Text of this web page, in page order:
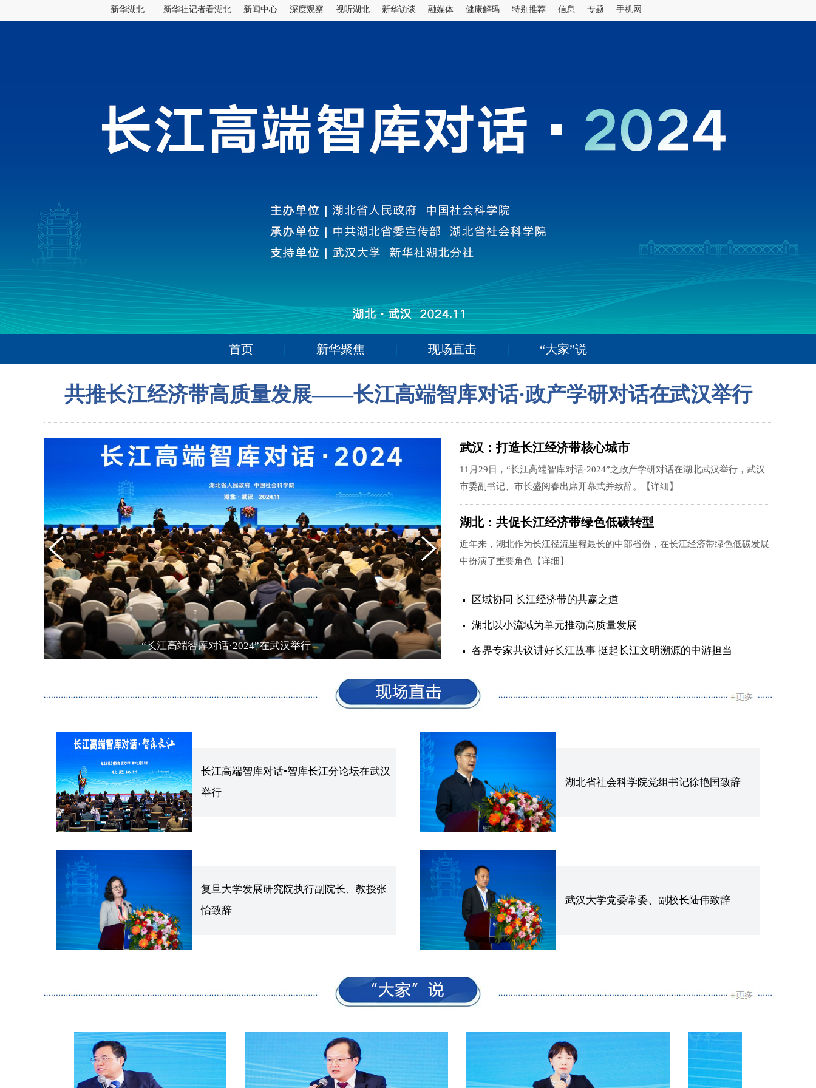
首页 新华聚焦 现场直击 “大家”说
共推长江经济带高质量发展——长江高端智库对话·政产学研对话在武汉举行
“长江高端智库对话·2024”在武汉举行 视频丨智库学者记者献计长江经济带高质量发展
武汉：打造长江经济带核心城市
11月29日，“长江高端智库对话·2024”之政产学研对话在湖北武汉举行，武汉
市委副书记、市长盛阅春出席开幕式并致辞。
【详细】
湖北：共促长江经济带绿色低碳转型
近年来，湖北作为长江径流里程最长的中部省份，在长江经济带绿色低碳发展
中扮演了重要角色 【详细】
区域协同 长江经济带的共赢之道
湖北以小流域为单元推动高质量发展
各界专家共议讲好长江故事 挺起长江文明溯源的中游担当
长江高端智库对话•智库长江分论坛在武汉
举行
湖北省社会科学院党组书记徐艳国致辞
复旦大学发展研究院执行副院长、教授张
怡致辞
武汉大学党委常委、副校长陆伟致辞